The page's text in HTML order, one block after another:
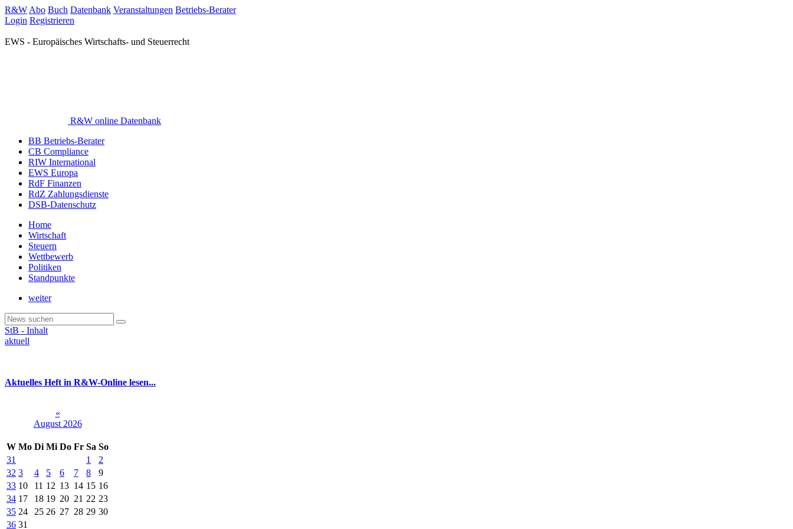
R&W Abo Buch Datenbank Veranstaltungen Betriebs-Berater
Login Registrieren
EWS - Europäisches Wirtschafts- und Steuerrecht
R&W online Datenbank
BB Betriebs-Berater
CB Compliance
RIW International
EWS Europa
RdF Finanzen
RdZ Zahlungsdienste
DSB-Datenschutz
Home
Wirtschaft
Steuern
Wettbewerb
Politiken
Standpunkte
weiter
StB - Inhalt
aktuell
Aktuelles Heft in R&W-Online lesen...
«
August 2026
W Mo Di Mi Do Fr Sa So
31
1
2
32 3 4 5 6 7 8
9
33 10 11 12 13 14 15 16
34 17 18 19 20 21 22 23
35 24 25 26 27 28 29 30
36 31